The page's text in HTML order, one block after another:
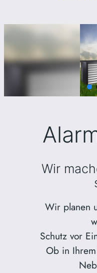
Wir
Wir planen
Schutz vor
Ob in